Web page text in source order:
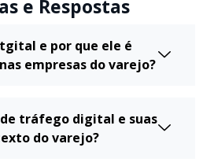
e Respostas
e por que ele é
empresas do varejo?
tráfego digital e suas
do varejo?